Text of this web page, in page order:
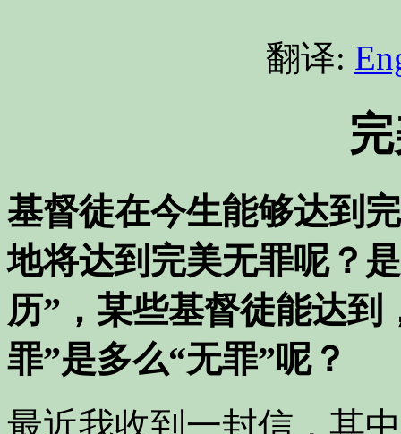
翻译:
基督徒在今生能够达到
地将达到完美无罪呢？
历”，某些基督徒能达
罪”是多么“无罪”呢？
最近我收到一封信，其